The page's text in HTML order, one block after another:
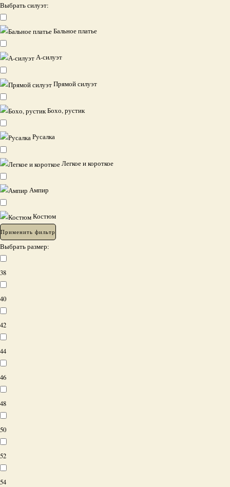
Выбрать силуэт:
Бальное платье
А-силуэт
Прямой силуэт
Бохо, рустик
Русалка
Легкое и короткое
Ампир
Костюм
Применить фильтр
Выбрать размер:
38
40
42
44
46
48
50
52
54